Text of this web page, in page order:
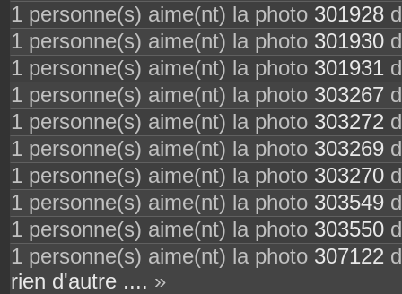
1 personne(s) aime(nt) la photo 301928
1 personne(s) aime(nt) la photo 301930
1 personne(s) aime(nt) la photo 301931
1 personne(s) aime(nt) la photo 303267
1 personne(s) aime(nt) la photo 303272
1 personne(s) aime(nt) la photo 303269
1 personne(s) aime(nt) la photo 303270
1 personne(s) aime(nt) la photo 303549
1 personne(s) aime(nt) la photo 303550
1 personne(s) aime(nt) la photo 307122
rien d'autre .... »